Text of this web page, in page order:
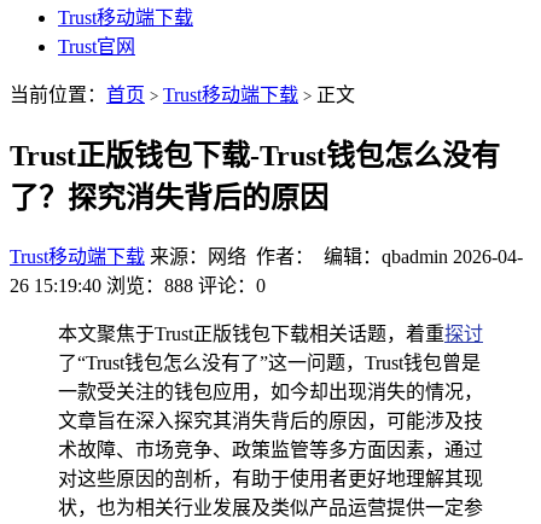
Trust移动端下载
Trust官网
当前位置： 首页 > Trust移动端下载 > 正文
Trust正版钱包下载-Trust钱包怎么没有
了？探究消失背后的原因
Trust移动端下载 来源：网络 作者： 编辑：qbadmin 2026-04-
26 15:19:40 浏览：888 评论：0
本文聚焦于Trust正版钱包下载相关话题，着重探讨
了“Trust钱包怎么没有了”这一问题，Trust钱包曾是
一款受关注的钱包应用，如今却出现消失的情况，
文章旨在深入探究其消失背后的原因，可能涉及技
术故障、市场竞争、政策监管等多方面因素，通过
对这些原因的剖析，有助于使用者更好地理解其现
状，也为相关行业发展及类似产品运营提供一定参